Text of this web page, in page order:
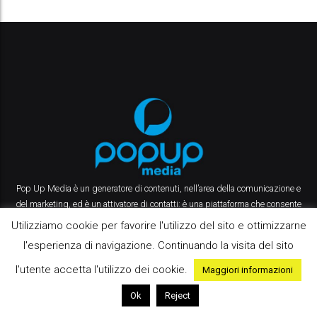
Pop Up Media è un generatore di contenuti, nell’area della comunicazione e
del marketing, ed è un attivatore di contatti: è una piattaforma che consente
alle aziende di dialogare tra loro, grazie a un’offerta editoriale professionale e
web, social network e app.
Utilizziamo cookie per favorire l'utilizzo del sito e ottimizzarne
l'esperienza di navigazione. Continuando la visita del sito
l'utente accetta l'utilizzo dei cookie.
Maggiori informazioni
Ok Reject